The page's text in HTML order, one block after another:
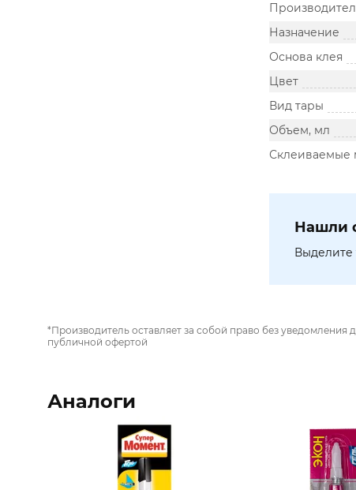
Назначение
Основа клея
Цвет
Вид тары
Объем, мл
Склеиваемые
Нашли
Выделите
*Производитель оставляет за собой право без уведомления
публичной офертой
Аналоги